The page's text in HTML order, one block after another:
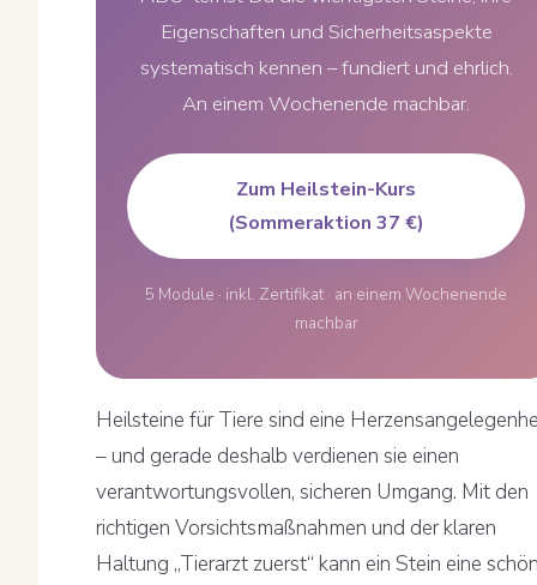
Eigenschaften und Sicherheitsaspekte
systematisch kennen – fundiert und ehrlich.
An einem Wochenende machbar.
Zum Heilstein-Kurs
(Sommeraktion 37 €)
5 Module · inkl. Zertifikat · an einem Wochenende
machbar
Heilsteine für Tiere sind eine
– und gerade deshalb verdienen sie einen
verantwortungsvollen, sicheren Umgang. Mit den
richtigen Vorsichtsmaßnahmen und der klaren
Haltung „Tierarzt zuerst“ kann ein Stein eine